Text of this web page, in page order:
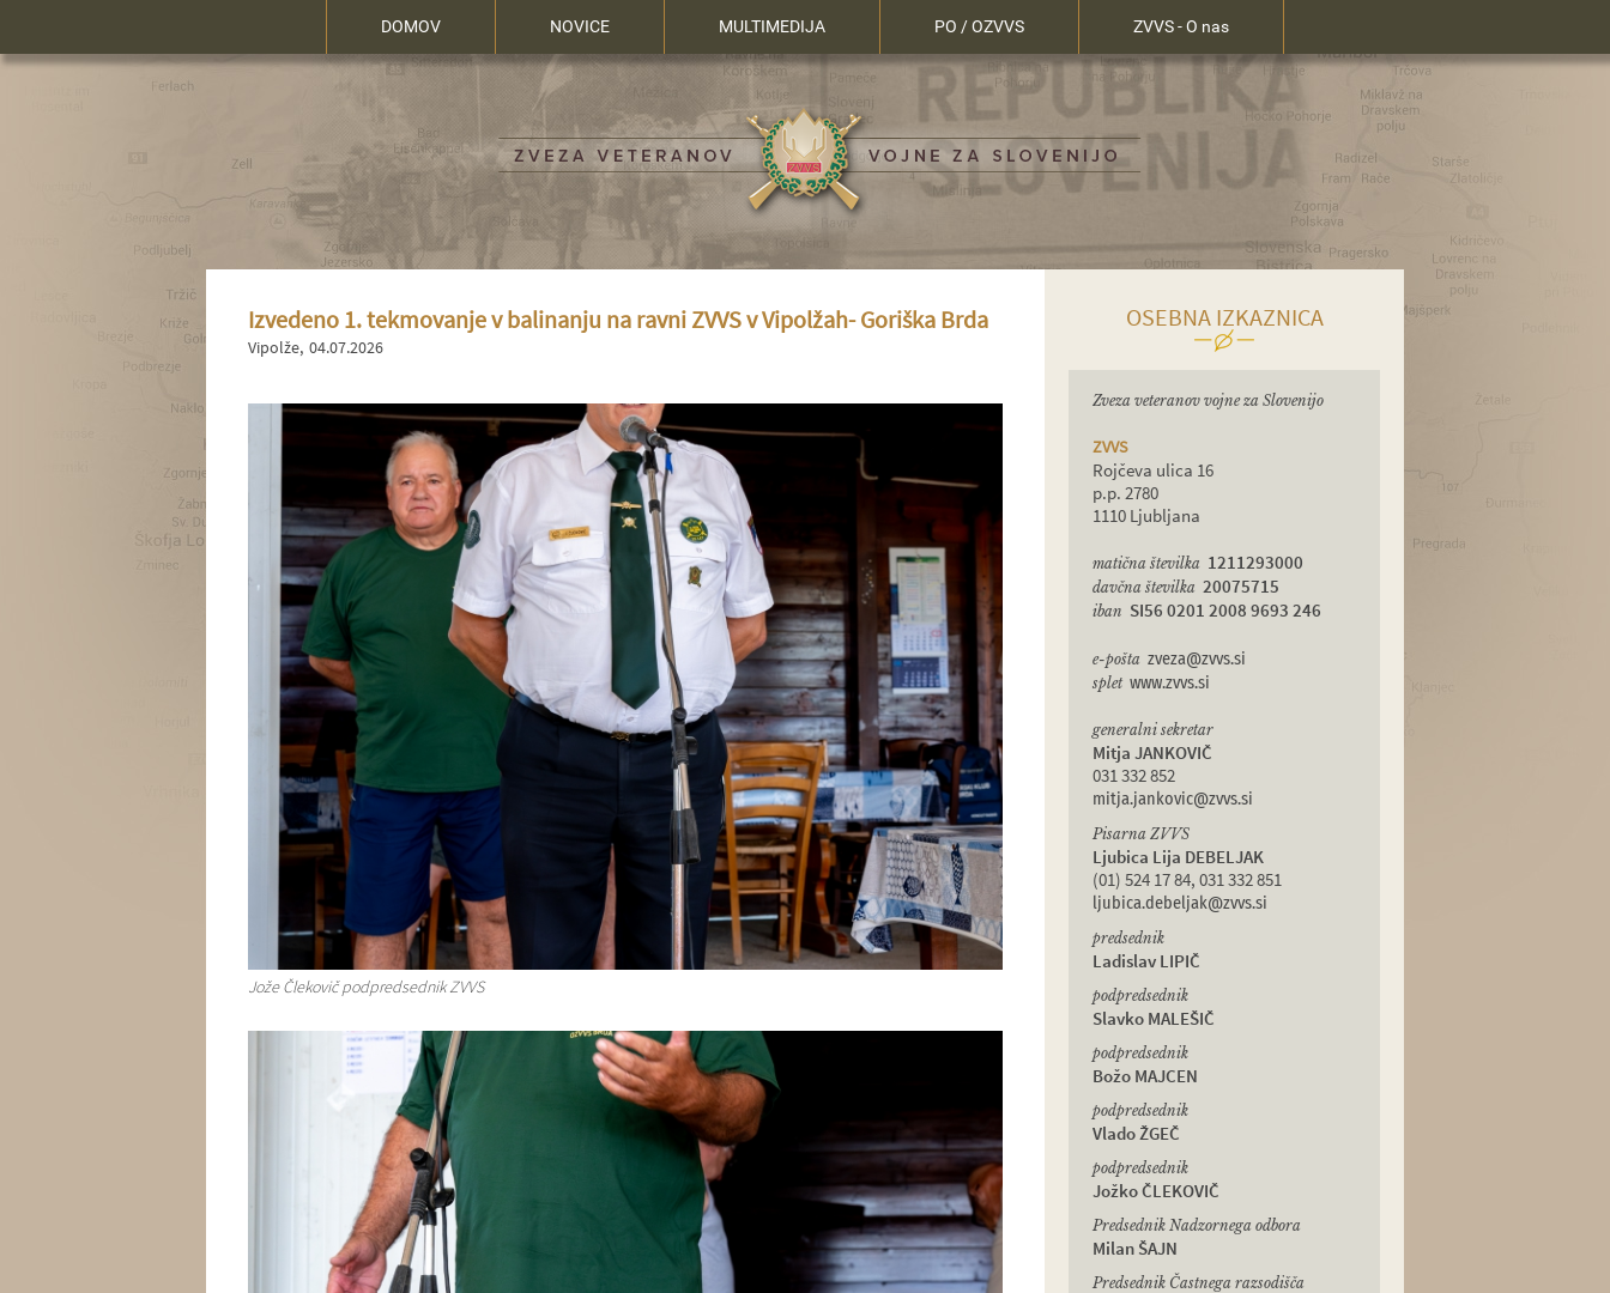
DOMOV NOVICE MULTIMEDIJA PO / OZVVS ZVVS - O nas
Izvedeno 1. tekmovanje v balinanju na ravni ZVVS v Vipolžah- Goriška Brda
Vipolže 04.07.2026
Jože Člekovič podpredsednik ZVVS
OSEBNA IZKAZNICA
Zveza veteranov vojne za Slovenijo
ZVVS
Rojčeva ulica 16
p.p. 2780
1110 Ljubljana
matična številka 1211293000
davčna številka 20075715
iban SI56 0201 2008 9693 246
e-pošta zveza@zvvs.si
splet www.zvvs.si
generalni sekretar
Mitja JANKOVIČ
031 332 852
mitja.jankovic@zvvs.si
Pisarna ZVVS
Ljubica Lija DEBELJAK
(01) 524 17 84, 031 332 851
ljubica.debeljak@zvvs.si
predsednik
Ladislav LIPIČ
podpredsednik
Slavko MALEŠIČ
podpredsednik
Božo MAJCEN
podpredsednik
Vlado ŽGEČ
podpredsednik
Jožko ČLEKOVIČ
Predsednik Nadzornega odbora
Milan ŠAJN
Predsednik Častnega razsodišča